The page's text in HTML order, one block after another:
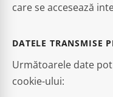
care se accesează
DATELE TRANSMISE
Următoarele date
cookie-ului: